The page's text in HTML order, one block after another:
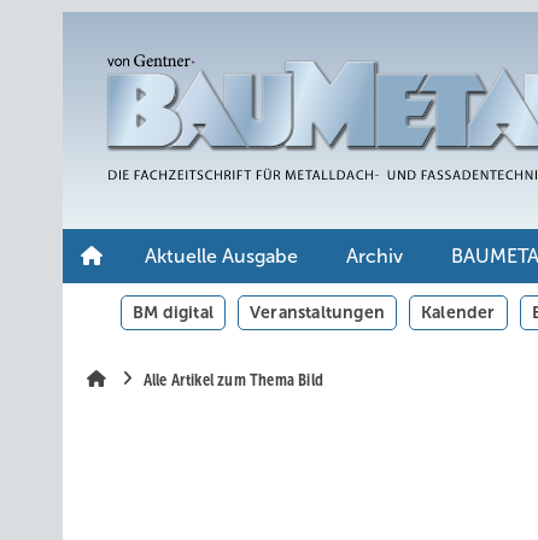
Aktuelle Ausgabe Archiv
BM digital Veranstaltungen Kalender
Alle Artikel zum Thema Bild